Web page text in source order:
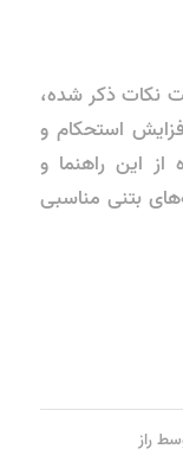
نکات ذکر شده،
استحکام و
این راهنما و
بتنی مناسبی
راز